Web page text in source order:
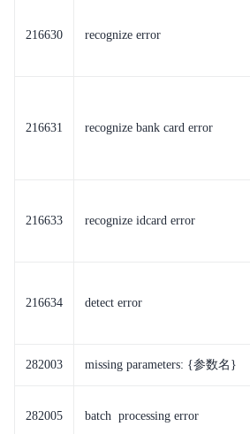
216630 recognize error
216631 recognize bank card error
216633 recognize idcard error
216634 detect error
282003 missing parameters: {参数名}
282005 batch processing error